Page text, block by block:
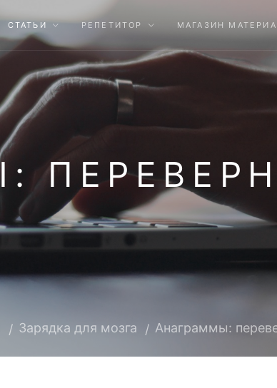
СТАТЬИ РЕПЕТИТОР МАГАЗИН
Зарядка для мозга Анаграммы: